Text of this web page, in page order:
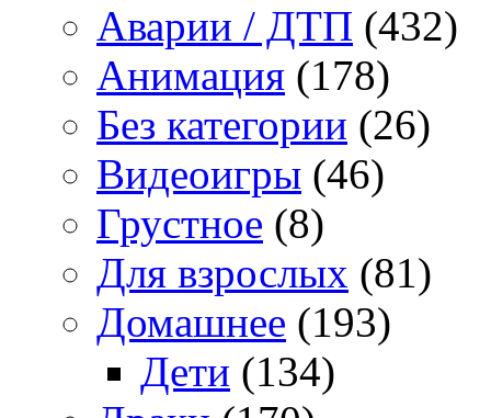
Аварии / ДТП (432)
Анимация (178)
Без категории (26)
Видеоигры (46)
Грустное (8)
Для взрослых (81)
Домашнее (193)
Дети (134)